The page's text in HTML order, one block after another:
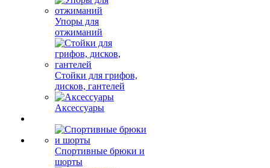
Упоры для
отжиманий
Стойки для грифов,
дисков, гантелей
Аксессуары
Спортивные брюки и
шорты